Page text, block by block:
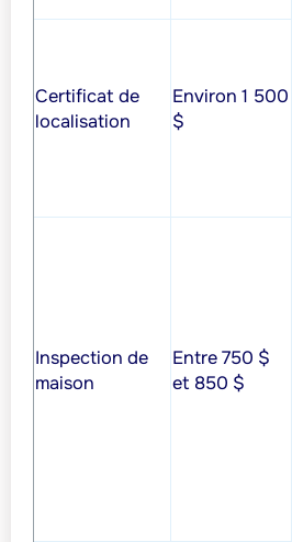
Certificat de
localisation
Environ 1 500
$
Inspection de
maison
Entre 750 $
et 850 $